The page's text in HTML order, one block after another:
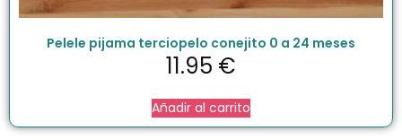
Pelele pijama terciopelo conejito 0 a 24 meses
11.95 €
Añadir al carrito